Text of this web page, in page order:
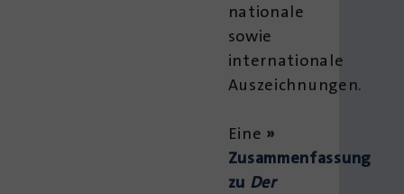
nationale
sowie
internationale
Auszeichnungen.
Eine »
Zusammenfassung
zu Der